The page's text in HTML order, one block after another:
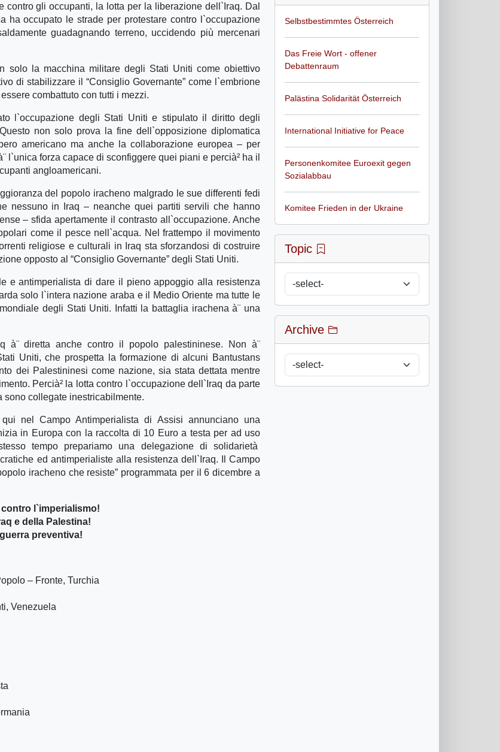
gli occupanti, la lotta per la liberazione dell`Iraq. Dal
ha occupato le strade per protestare contro l`occupazione
guadagnando terreno, uccidendo più mercenari
solo la macchina militare degli Stati Uniti come obiettivo
di stabilizzare il “Consiglio Governante” come l`embrione
combattuto con tutti i mezzi.
l`occupazione degli Stati Uniti e stipulato il diritto degli
non solo prova la fine dell`opposizione diplomatica
americano ma anche la collaborazione europea – per
l`unica forza capace di sconfiggere quei piani e percià² ha il
angloamericani.
del popolo iracheno malgrado le sue differenti fedi
nessuno in Iraq – neanche quei partiti servili che hanno
– sfida apertamente il contrasto all`occupazione. Anche
come il pesce nell`acqua. Nel frattempo il movimento
religiose e culturali in Iraq sta sforzandosi di costruire
opposto al “Consiglio Governante” degli Stati Uniti.
e antimperialista di dare il pieno appoggio alla resistenza
solo l`intera nazione araba e il Medio Oriente ma tutte le
degli Stati Uniti. Infatti la battaglia irachena à¨ una
à¨ diretta anche contro il popolo palestininese. Non à¨
Uniti, che prospetta la formazione di alcuni Bantustans
dei Palestininesi come nazione, sia stata dettata mentre
Percià² la lotta contro l`occupazione dell`Iraq da parte
collegate inestricabilmente.
nel Campo Antimperialista di Assisi annunciano una
in Europa con la raccolta di 10 Euro a testa per ad uso
tempo prepariamo una delegazione di solidarietà
ed antimperialiste alla resistenza dell`Iraq. Il Campo
iracheno che resiste” programmata per il 6 dicembre a
l`imperialismo!
e della Palestina!
preventiva!
– Fronte, Turchia
Venezuela
Selbstbestimmtes Österreich
Das Freie Wort - offener
Debattenraum
Palästina Solidarität Österreich
International Initiative for Peace
Personenkomitee Euroexit gegen
Sozialabbau
Komitee Frieden in der Ukraine
Topic
Archive